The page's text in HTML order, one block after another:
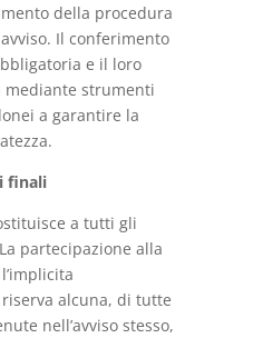
della procedura
Il conferimento
e il loro
strumenti
a garantire la
finali
a tutti gli
partecipazione alla
alcuna, di tutte
nell’avviso stesso,